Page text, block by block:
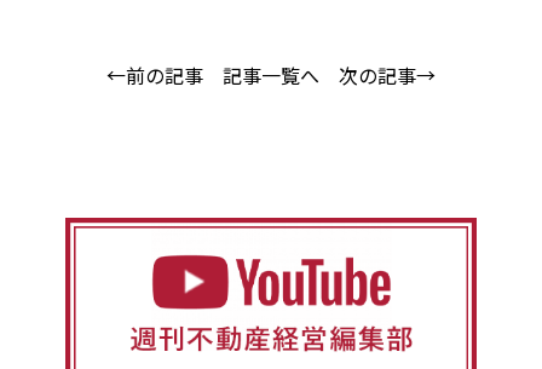
←前の記事 記事一覧へ 次の記事→